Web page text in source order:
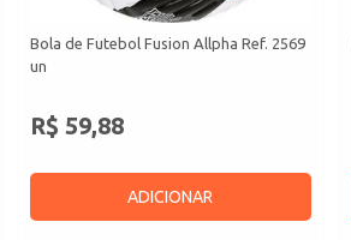
Bola de Futebol Fusion Allpha Ref. 2569
un
R$ 59,88
ADICIONAR